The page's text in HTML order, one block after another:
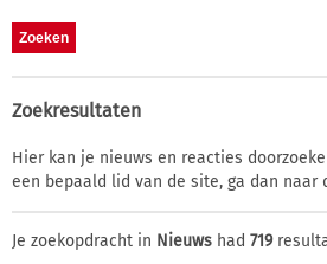
Zoekresultaten
Hier kan je nieuws en reacties
een bepaald lid van de site, ga dan naar
Je zoekopdracht in Nieuws had 719